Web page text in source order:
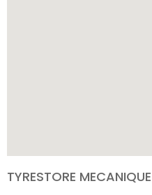
TYRESTORE